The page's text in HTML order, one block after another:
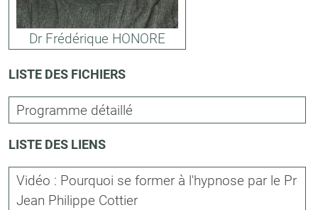
Dr Frédérique HONORE
LISTE DES FICHIERS
Programme détaillé
LISTE DES LIENS
Vidéo : Pourquoi se former à l'hypnose par le Pr
Jean Philippe Cottier